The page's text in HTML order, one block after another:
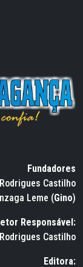
Fundadores
Castilho
Leme (Gino)
Responsável:
Castilho
Editora: